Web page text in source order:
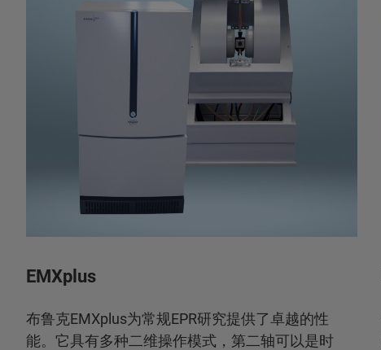
EMXplus
布鲁克EMXplus为常规EPR研究提供了卓越的性
能。它具有多种二维操作模式，第二轴可以是时